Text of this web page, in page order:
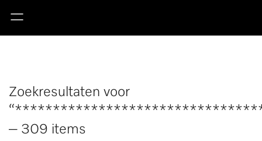
Zoekresultaten voor
– 309 items